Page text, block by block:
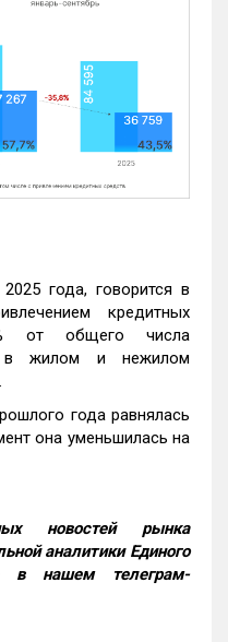
года, говорится в
кредитных
от общего числа
в жилом и нежилом
года равнялась
она уменьшилась на
новостей рынка
аналитики Единого
в нашем телеграм-